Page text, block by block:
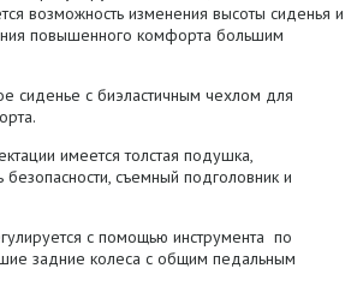
возможность изменения высоты сиденья и
повышенного комфорта большим
сиденье с биэластичным чехлом для
имеется толстая подушка,
съемный подголовник и
с помощью инструмента по
задние колеса с общим педальным